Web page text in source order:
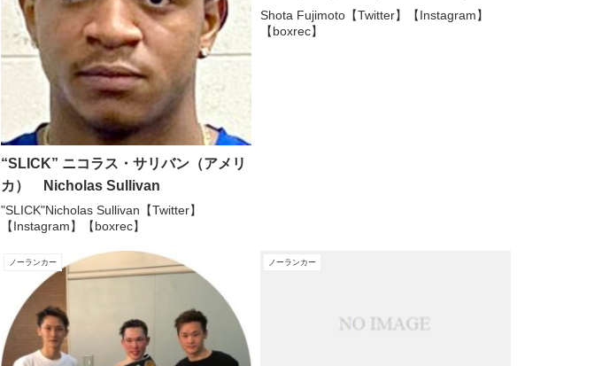
“SLICK” ニコラス・サリバン（アメリ
カ） Nicholas Sullivan
"SLICK"Nicholas Sullivan【Twitter】
【Instagram】【boxrec】
Shota Fujimoto【Twitter】【Instagram】
【boxrec】
ノーランカー ノーランカー